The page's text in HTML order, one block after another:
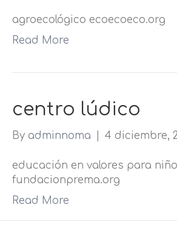
agroecológico ecoecoeco.org
Read More
centro lúdico
By adminnoma 4 diciembre,
educación en valores para
fundacionprema.org
Read More